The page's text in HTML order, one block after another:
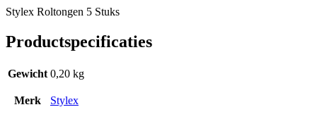
Stylex Roltongen 5 Stuks
Productspecificaties
Gewicht 0,20 kg
Merk Stylex